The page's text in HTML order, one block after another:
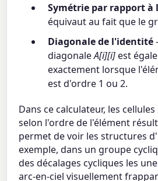
Symétrie par rapport à
équivaut au fait que le
Diagonale de l'identité
diagonaleA[i][i]est
exactement lorsque
est d'ordre 1 ou 2.
Dans ce calculateur, les
selon l'ordre de l'élément
permet de voir les structures
exemple, dans un groupe
des décalages cycliques les
arc-en-ciel visuellement